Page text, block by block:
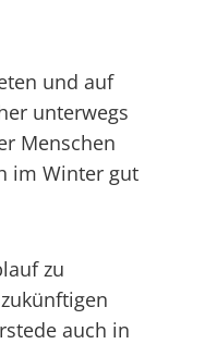
und auf
unterwegs
Menschen
im Winter gut
zu
auch in